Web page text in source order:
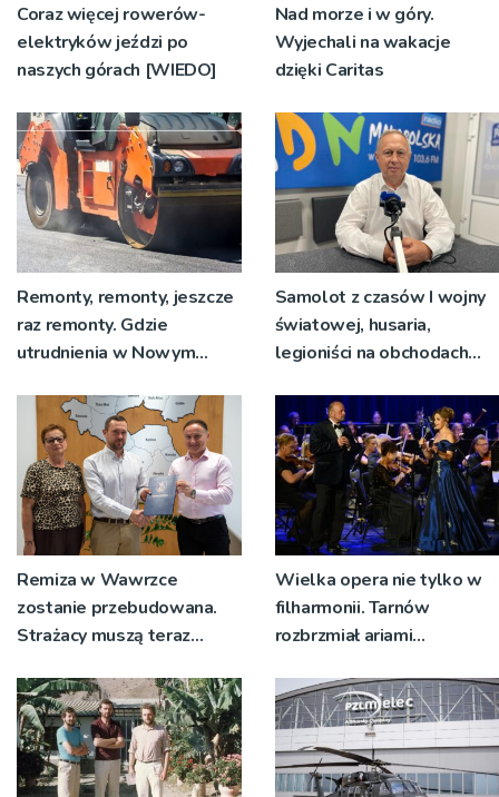
Coraz więcej rowerów-
elektryków jeździ po
naszych górach [WIEDO]
Nad morze i w góry.
Wyjechali na wakacje
dzięki Caritas
Remonty, remonty, jeszcze
raz remonty. Gdzie
utrudnienia w Nowym
Samolot z czasów I wojny
światowej, husaria,
legioniści na obchodach
Warszawskiej w Woli
Rzędzińskiej
Remiza w Wawrzce
zostanie przebudowana.
Strażacy muszą teraz
wozem, żeby mieć miejsce
do przebierania na akcję
Wielka opera nie tylko w
filharmonii. Tarnów
rozbrzmiał ariami